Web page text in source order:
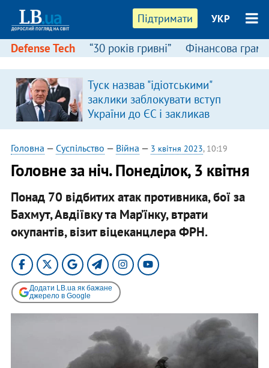
Підтримати УКР
Defense Tech “30 років гривні” Фінансова
Туск назвав "ідіотськими"
заклики заблокувати вступ
України до ЄС і закликав
припинити антиукраїнську
риторику
Головна — Суспільство — Війна — 3 квітня 2023, 10:19
Головне за ніч. Понеділок, 3 квітня
Понад 70 відбитих атак противника, бої за
Бахмут, Авдіївку та Мар’їнку, втрати
окупантів, візит віцеканцлера ФРН.
Додати LB.ua як бажане
джерело в Google